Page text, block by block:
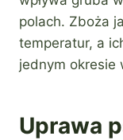
polach. Zboża
temperatur, a
jednym okresie
Uprawa